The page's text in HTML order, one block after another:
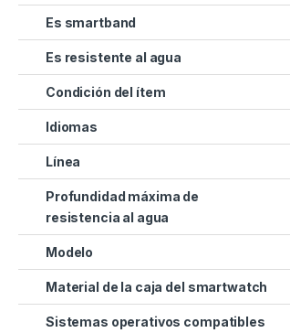
Es smartband
Es resistente al agua
Condición del ítem
Idiomas
Línea
Profundidad máxima de
resistencia al agua
Modelo
Material de la caja del smartwatch
Sistemas operativos compatibles